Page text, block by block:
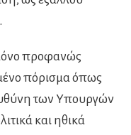
προφανώς
πόρισμα όπως
των Υπουργών
και ηθικά